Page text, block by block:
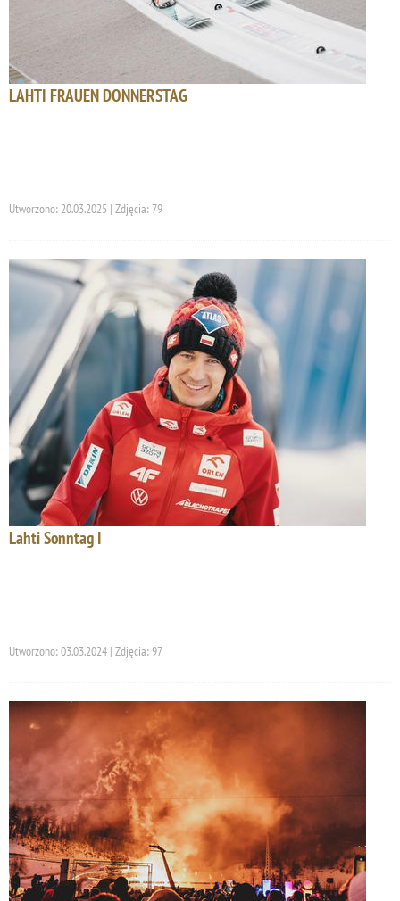
LAHTI FRAUEN DONNERSTAG
Utworzono: 20.03.2025 | Zdjęcia: 79
Lahti Sonntag I
Utworzono: 03.03.2024 | Zdjęcia: 97